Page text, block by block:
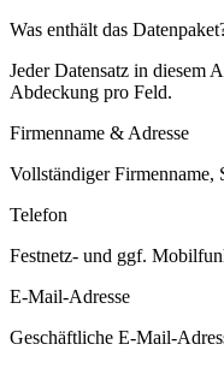
Was enthält das
Jeder Datensatz in diesem
Abdeckung pro Feld.
Firmenname & Adresse
Vollständiger Firmenname,
Telefon
Festnetz- und ggf.
E-Mail-Adresse
Geschäftliche E-Mail-